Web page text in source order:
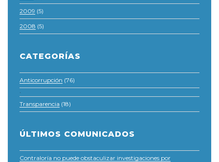
2009 (5)
2008 (5)
CATEGORÍAS
Anticorrupción (76)
·
Transparencia (18)
ÚLTIMOS COMUNICADOS
Contraloría no puede obstaculizar investigaciones por